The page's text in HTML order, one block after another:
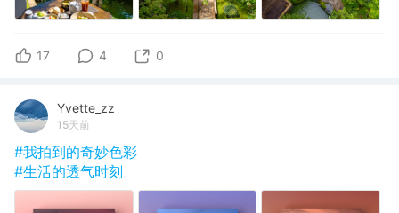
17 4 0
Yvette_zz
15天前
#我拍到的奇妙色彩
#生活的透气时刻